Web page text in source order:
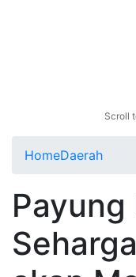
Scroll
HomeDaerah